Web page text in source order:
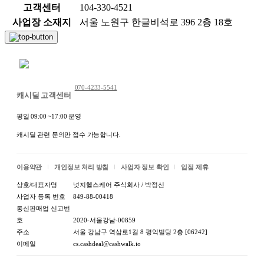
고객센터
104-330-4521
사업장 소재지
서울 노원구 한글비석로 396 2층 18호
캐시딜 고객센터
070-4233-5541
평일 09:00 ~17:00 운영
캐시딜 관련 문의만 접수 가능합니다.
이용약관 개인정보 처리 방침 사업자 정보 확인 입점 제휴
상호/대표자명
넛지헬스케어 주식회사 / 박정신
사업자 등록 번호
849-88-00418
통신판매업 신고번
호
2020-서울강남-00859
주소
서울 강남구 역삼로1길 8 평익빌딩 2층 [06242]
이메일
cs.cashdeal@cashwalk.io